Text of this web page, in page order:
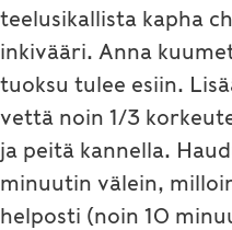
teelusikallista kapha
inkivääri. Anna
tuoksu tulee esiin.
vettä noin 1/3
ja peitä kannella.
minuutin välein,
helposti (noin 10